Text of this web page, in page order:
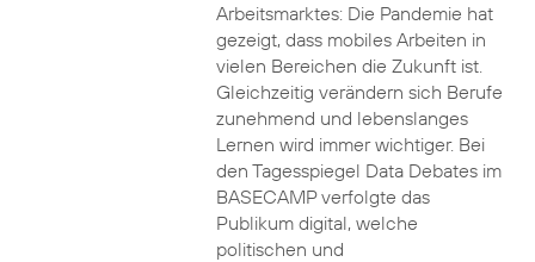
Arbeitsmarktes: Die Pandemie hat
gezeigt, dass mobiles Arbeiten in
vielen Bereichen die Zukunft ist.
Gleichzeitig verändern sich Berufe
zunehmend und lebenslanges
Lernen wird immer wichtiger. Bei
den Tagesspiegel Data Debates im
BASECAMP verfolgte das
Publikum digital, welche
politischen und